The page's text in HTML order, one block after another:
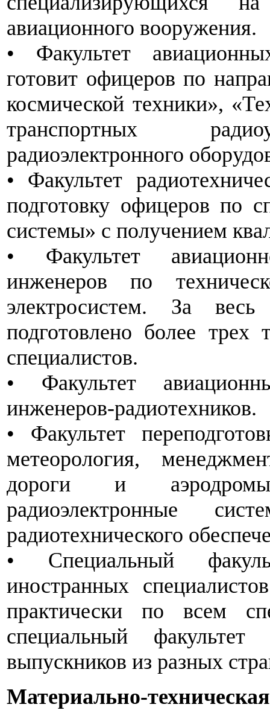
авиационного вооружения.
• Факультет
готовит офицеров по
космической техники»,
транспортных
радиоэлектронного
• Факультет
подготовку офицеров по
системы» с получением
• Факультет
инженеров по
электросистем. За
подготовлено более трех
специалистов.
• Факультет
инженеров-радиотехников.
• Факультет
метеорология,
дороги и
радиоэлектронные
радиотехнического
• Специальный
иностранных
практически по всем
специальный факультет
выпускников из разных
Материально-техническая